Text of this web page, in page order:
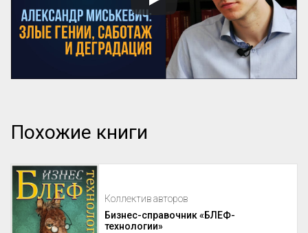
Похожие книги
Коллектив авторов
Бизнес-справочник «БЛЕФ-
технологии»